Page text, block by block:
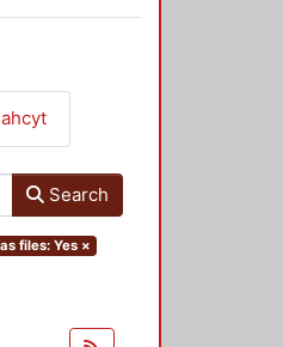
Search
files: Yes ×